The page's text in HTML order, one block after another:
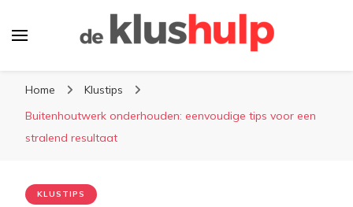
kluswijzer voor DIY’ers
informatie over klussen
Home
Klustips
Buitenhoutwerk onderhouden: eenvoudige tips voor een
stralend resultaat
KLUSTIPS